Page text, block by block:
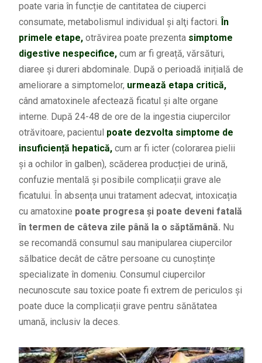
poate varia în funcție de cantitatea de ciuperci
consumate, metabolismul individual și alţi factori. În
primele etape, otrăvirea poate prezentasimptome
digestive nespecifice, cum ar fi greață, vărsături,
diaree și dureri abdominale. După o perioadă inițială de
ameliorare a simptomelor, urmează etapa critică,
când amatoxinele afectează ficatul și alte organe
interne. După 24-48 de ore de la ingestia ciupercilor
otrăvitoare, pacientul poate dezvolta simptome de
insuficiență hepatică,cum ar fi icter (colorarea pielii
și a ochilor în galben), scăderea producției de urină,
confuzie mentală și posibile complicații grave ale
ficatului. În absența unui tratament adecvat, intoxicația
cu amatoxine poate progresa și poate deveni fatală
în termen de câteva zile până la o săptămână. Nu
se recomandă consumul sau manipularea ciupercilor
sălbatice decât de către persoane cu cunoștințe
specializate în domeniu. Consumul ciupercilor
necunoscute sau toxice poate fi extrem de periculos și
poate duce la complicații grave pentru sănătatea
umană, inclusiv la deces.